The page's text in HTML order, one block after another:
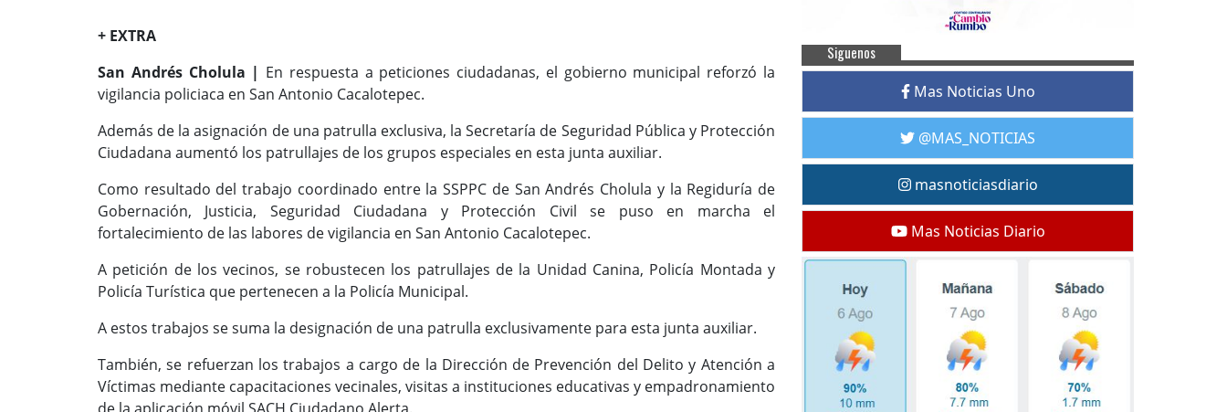
+ EXTRA
San Andrés Cholula | En respuesta a peticiones ciudadanas, el gobierno municipal reforzó la
vigilancia policiaca en San Antonio Cacalotepec.
Además de la asignación de una patrulla exclusiva, la Secretaría de Seguridad Pública y Protección
Ciudadana aumentó los patrullajes de los grupos especiales en esta junta auxiliar.
Como resultado del trabajo coordinado entre la SSPPC de San Andrés Cholula y la Regiduría de
Gobernación, Justicia, Seguridad Ciudadana y Protección Civil se puso en marcha el
fortalecimiento de las labores de vigilancia en San Antonio Cacalotepec.
A petición de los vecinos, se robustecen los patrullajes de la Unidad Canina, Policía Montada y
Policía Turística que pertenecen a la Policía Municipal.
A estos trabajos se suma la designación de una patrulla exclusivamente para esta junta auxiliar.
También, se refuerzan los trabajos a cargo de la Dirección de Prevención del Delito y Atención a
Víctimas mediante capacitaciones vecinales, visitas a instituciones educativas y empadronamiento
Siguenos
Mas Noticias Uno
@MAS_NOTICIAS
masnoticiasdiario
Mas Noticias Diario